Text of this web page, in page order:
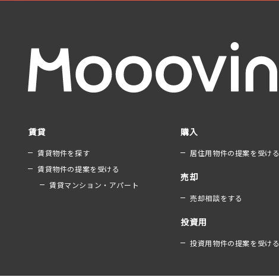
賃貸
賃貸物件を探す
賃貸物件の提案を受ける
賃貸マンション・アパート
購入
居住用物件の提案を受ける
売却
売却相談をする
投資用
投資用物件の提案を受ける